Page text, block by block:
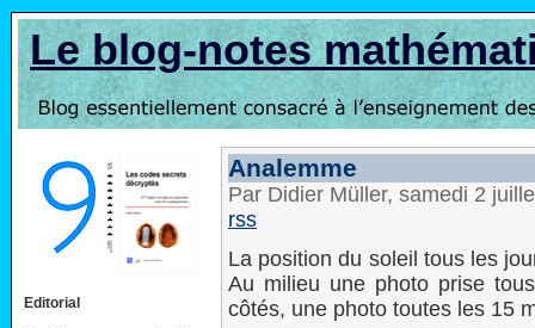
Le blog-notes
Editorial
Analemme
Par Didier Müller, samedi 2
rss
La position du soleil tous les
Au milieu une photo prise
côtés, une photo toutes les 15